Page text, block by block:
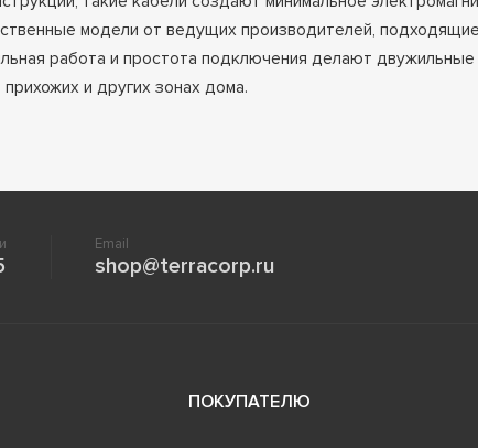
модели от ведущих производителей,
работа и простота подключения делают
и других зонах дома.
Email
shop@terracorp.ru
ПОКУПАТЕЛЮ